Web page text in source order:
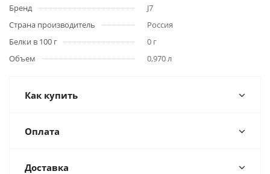
Бренд
J7
Страна производитель
Россия
Белки в 100 г
0 г
Объем
0,970 л
Как купить
Оплата
Доставка